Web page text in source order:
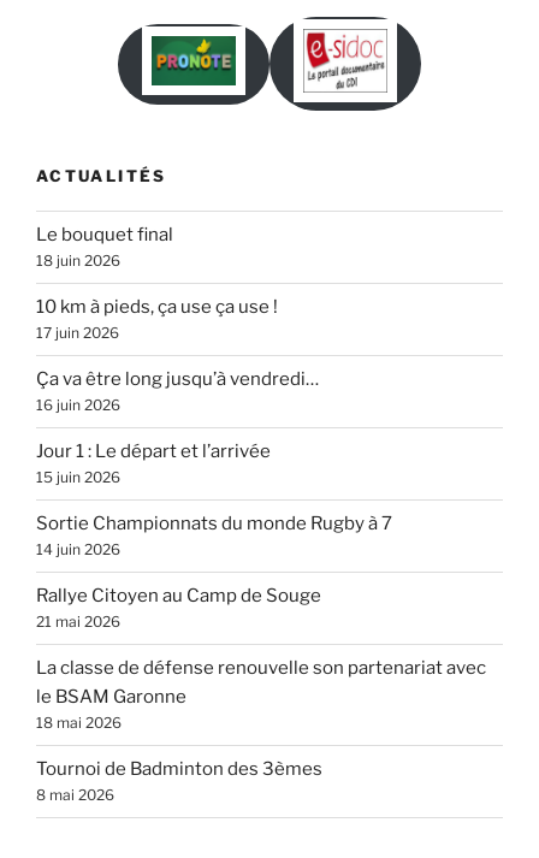
ACTUALITÉS
Le bouquet final
18 juin 2026
10 km à pieds, ça use ça use !
17 juin 2026
Ça va être long jusqu’à vendredi…
16 juin 2026
Jour 1 : Le départ et l’arrivée
15 juin 2026
Sortie Championnats du monde Rugby à 7
14 juin 2026
Rallye Citoyen au Camp de Souge
21 mai 2026
La classe de défense renouvelle son partenariat avec
le BSAM Garonne
18 mai 2026
Tournoi de Badminton des 3èmes
8 mai 2026